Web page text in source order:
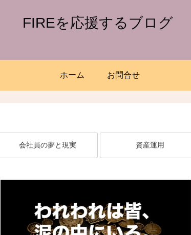
FIREを応援するブログ
ホーム お問合せ
会社員の夢と現実 資産運用